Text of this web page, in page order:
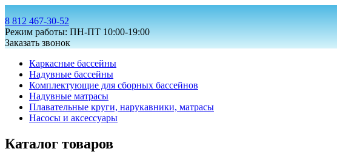
8 812 467-30-52
Режим работы: ПН-ПТ 10:00-19:00
Заказать звонок
Каркасные бассейны
Надувные бассейны
Комплектующие для сборных бассейнов
Надувные матрасы
Плавательные круги, нарукавники, матрасы
Насосы и аксессуары
Каталог товаров